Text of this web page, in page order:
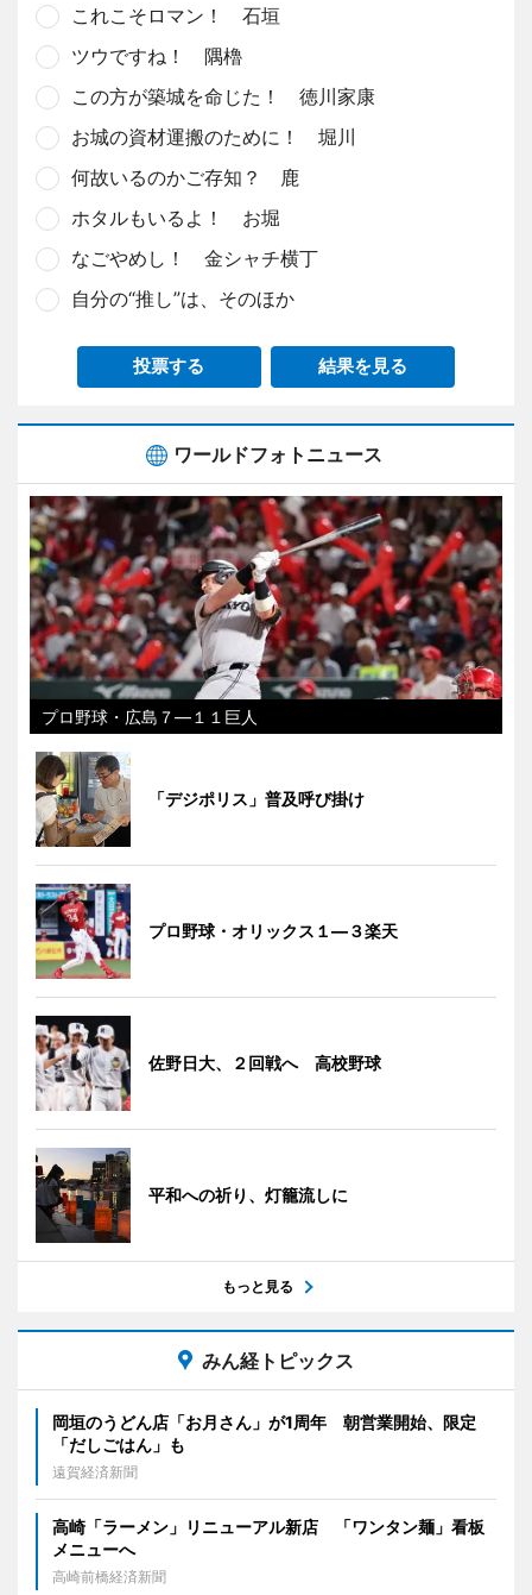
これこそロマン！ 石垣
ツウですね！ 隅櫓
この方が築城を命じた！ 徳川家康
お城の資材運搬のために！ 堀川
何故いるのかご存知？ 鹿
ホタルもいるよ！ お堀
なごやめし！ 金シャチ横丁
自分の“推し”は、そのほか
投票する 結果を見る
ワールドフォトニュース
プロ野球・広島７―１１巨人
「デジポリス」普及呼び掛け
プロ野球・オリックス１―３楽天
佐野日大、２回戦へ 高校野球
平和への祈り、灯籠流しに
もっと見る
みん経トピックス
岡垣のうどん店「お月さん」が1周年 朝営業開始、限定
「だしごはん」も
遠賀経済新聞
高崎「ラーメン」リニューアル新店 「ワンタン麺」看板
メニューへ
高崎前橋経済新聞